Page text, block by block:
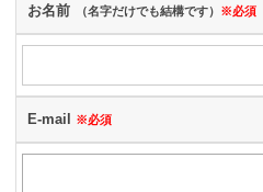
お名前 （名字だけでも結構です） ※必須
E-mail ※必須